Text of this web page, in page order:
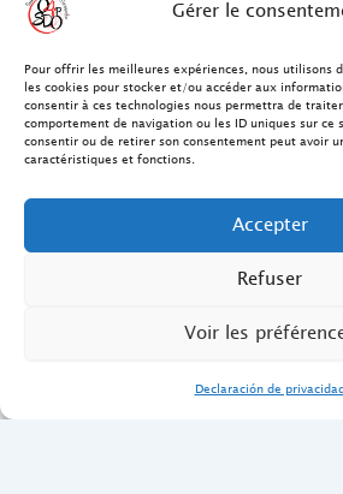
Gérer le
Pour offrir les meilleures expériences, nous utilisons
les cookies pour stocker et/ou accéder aux
consentir à ces technologies nous permettra de
comportement de navigation ou les ID uniques sur ce
consentir ou de retirer son consentement peut avoir
caractéristiques et fonctions.
Accepter
Refuser
Voir les
Declaración de
Contact
FAQ Ostéopathie
Mentions Légales